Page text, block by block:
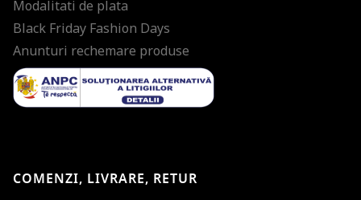
Modalitati de plata
Black Friday Fashion Days
Anunturi rechemare produse
COMENZI, LIVRARE, RETUR